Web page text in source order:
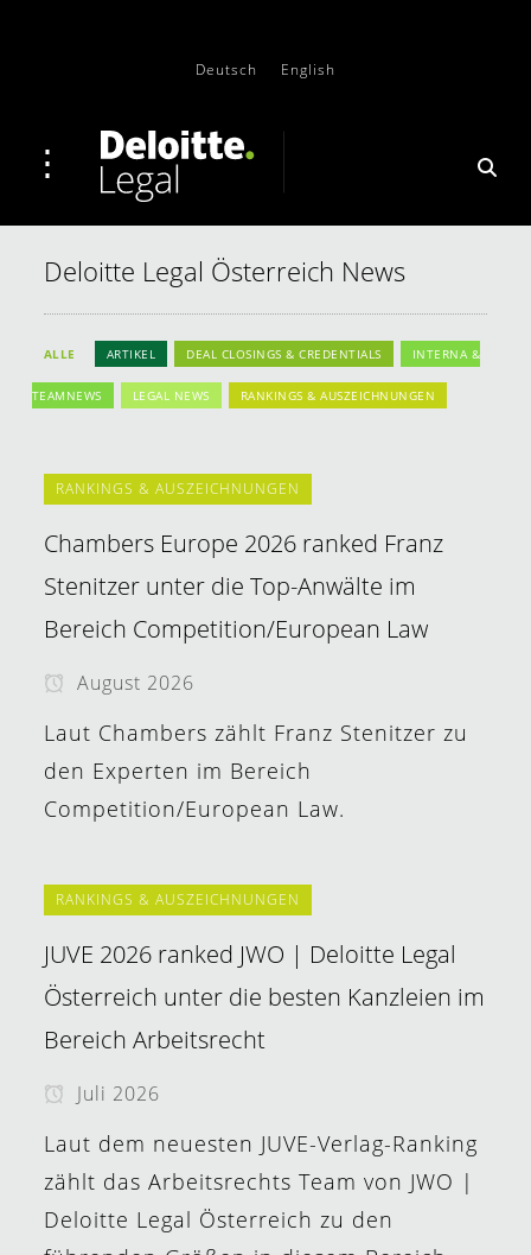
Deutsch English
Deloitte Legal Österreich News
ALLE ARTIKEL DEAL CLOSINGS & CREDENTIALS INTERNA &
TEAMNEWS LEGAL NEWS RANKINGS & AUSZEICHNUNGEN
RANKINGS & AUSZEICHNUNGEN
Chambers Europe 2026 ranked Franz
Stenitzer unter die Top-Anwälte im
Bereich Competition/European Law
August 2026
Laut Chambers zählt Franz Stenitzer zu
den Experten im Bereich
Competition/European Law.
RANKINGS & AUSZEICHNUNGEN
JUVE 2026 ranked JWO | Deloitte Legal
Österreich unter die besten Kanzleien im
Bereich Arbeitsrecht
Juli 2026
Laut dem neuesten JUVE-Verlag-Ranking
zählt das Arbeitsrechts Team von JWO |
Deloitte Legal Österreich zu den